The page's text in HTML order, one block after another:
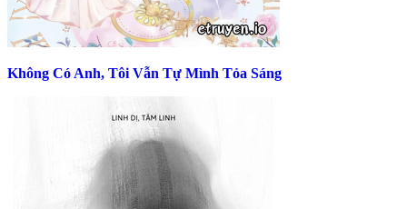
Không Có Anh, Tôi Vẫn Tự Mình Tỏa Sáng